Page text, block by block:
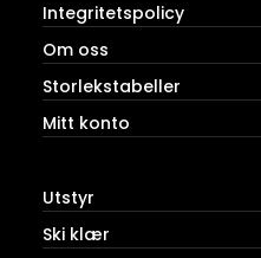
Integritetspolicy
Om oss
Storlekstabeller
Mitt konto
Utstyr
Ski klær